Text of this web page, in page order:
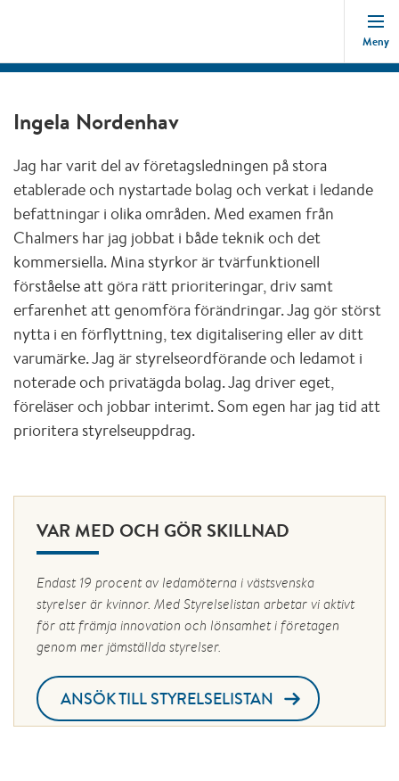
Meny
Ingela Nordenhav
Jag har varit del av företagsledningen på stora
etablerade och nystartade bolag och verkat i ledande
befattningar i olika områden. Med examen från
Chalmers har jag jobbat i både teknik och det
kommersiella. Mina styrkor är tvärfunktionell
förståelse att göra rätt prioriteringar, driv samt
erfarenhet att genomföra förändringar. Jag gör störst
nytta i en förflyttning, tex digitalisering eller av ditt
varumärke. Jag är styrelseordförande och ledamot i
noterade och privatägda bolag. Jag driver eget,
föreläser och jobbar interimt. Som egen har jag tid att
prioritera styrelseuppdrag.
VAR MED OCH GÖR SKILLNAD
Endast 19 procent av ledamöterna i västsvenska
styrelser är kvinnor. Med Styrelselistan arbetar vi aktivt
för att främja innovation och lönsamhet i företagen
genom mer jämställda styrelser.
ANSÖK TILL STYRELSELISTAN